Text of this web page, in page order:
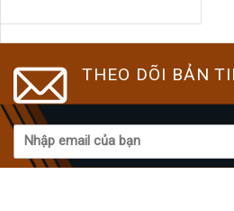
options
may
be
chosen
on
THEO DÕI BẢN